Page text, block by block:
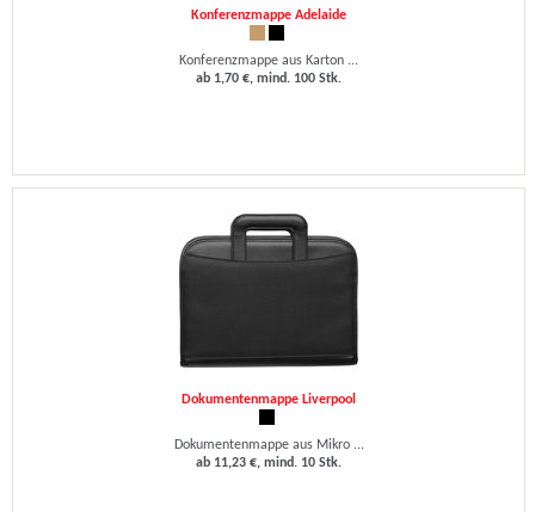
Konferenzmappe Adelaide
Konferenzmappe aus Karton ...
ab 1,70 €, mind. 100 Stk.
Dokumentenmappe Liverpool
Dokumentenmappe aus Mikro ...
ab 11,23 €, mind. 10 Stk.